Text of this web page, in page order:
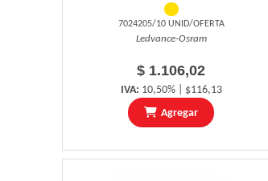
7024205/10 UNID/OFERTA
Ledvance-Osram
$ 1.106,02
IVA: 10,50% | $116,13
Agregar